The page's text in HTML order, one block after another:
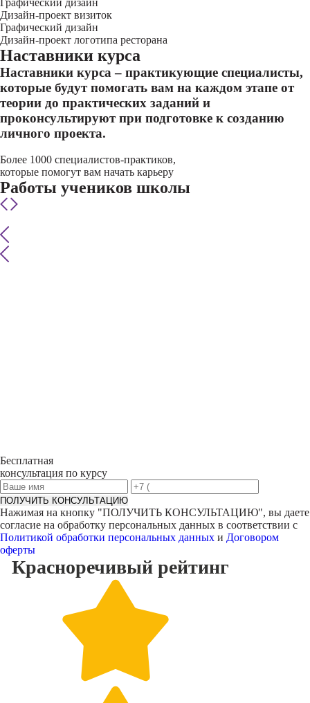
Графический дизайн
Дизайн-проект визиток
Графический дизайн
Дизайн-проект логотипа ресторана
Наставники курса
Наставники курса – практикующие специалисты,
которые будут помогать вам на каждом этапе от
теории до практических заданий и
проконсультируют при подготовке к созданию
личного проекта.
Более 1000 специалистов-практиков,
которые помогут вам начать карьеру
Работы учеников школы
Бесплатная
консультация по курсу
ПОЛУЧИТЬ КОНСУЛЬТАЦИЮ
Нажимая на кнопку "ПОЛУЧИТЬ КОНСУЛЬТАЦИЮ", вы даете
согласие на обработку персональных данных в соответствии с
Политикой обработки персональных данных и Договором
оферты
Красноречивый рейтинг